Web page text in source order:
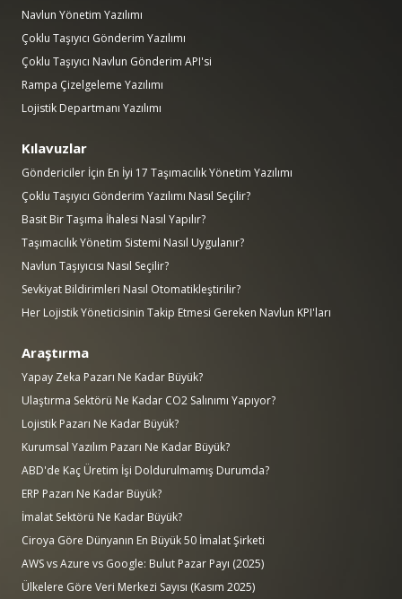
Navlun Yönetim Yazılımı
Çoklu Taşıyıcı Gönderim Yazılımı
Çoklu Taşıyıcı Navlun Gönderim API'si
Rampa Çizelgeleme Yazılımı
Lojistik Departmanı Yazılımı
Kılavuzlar
Göndericiler İçin En İyi 17 Taşımacılık Yönetim Yazılımı
Çoklu Taşıyıcı Gönderim Yazılımı Nasıl Seçilir?
Basit Bir Taşıma İhalesi Nasıl Yapılır?
Taşımacılık Yönetim Sistemi Nasıl Uygulanır?
Navlun Taşıyıcısı Nasıl Seçilir?
Sevkiyat Bildirimleri Nasıl Otomatikleştirilir?
Her Lojistik Yöneticisinin Takip Etmesi Gereken Navlun KPI'ları
Araştırma
Yapay Zeka Pazarı Ne Kadar Büyük?
Ulaştırma Sektörü Ne Kadar CO2 Salınımı Yapıyor?
Lojistik Pazarı Ne Kadar Büyük?
Kurumsal Yazılım Pazarı Ne Kadar Büyük?
ABD'de Kaç Üretim İşi Doldurulmamış Durumda?
ERP Pazarı Ne Kadar Büyük?
İmalat Sektörü Ne Kadar Büyük?
Ciroya Göre Dünyanın En Büyük 50 İmalat Şirketi
AWS vs Azure vs Google: Bulut Pazar Payı (2025)
Ülkelere Göre Veri Merkezi Sayısı (Kasım 2025)